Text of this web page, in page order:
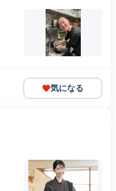
気になる